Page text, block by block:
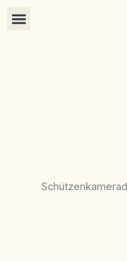
Inhalt